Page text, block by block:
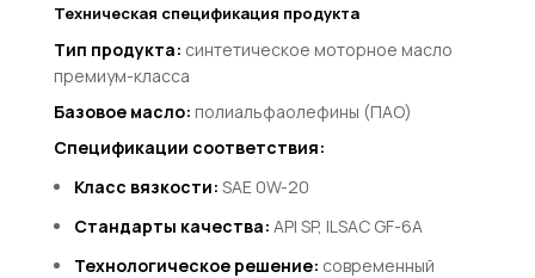
Техническая спецификация продукта
Тип продукта: синтетическое моторное масло
премиум-класса
Базовое масло: полиальфаолефины (ПАО)
Спецификации соответствия:
Класс вязкости: SAE 0W-20
Стандарты качества: API SP, ILSAC GF-6A
Технологическое решение: современный